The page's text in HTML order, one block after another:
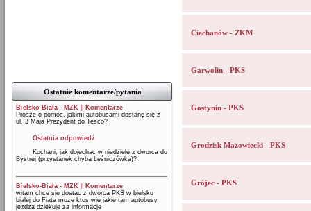
Ostatnie komentarze/pytania
Bielsko-Biała - MZK
Komentarze
Prosze o pomoc, jakimi autobusami dostanę się z
ul. 3 Maja Prezydent do Tesco?
Ostatnia odpowiedź
Kochani, jak dojechać w niedzielę z dworca do
Bystrej (przystanek chyba Leśniczówka)?
Bielsko-Biała - MZK
Komentarze
witam chce sie dostac z dworca PKS w bielsku
bialej do Fiata moze ktos wie jakie tam autobusy
jezdza dziekuje za informacje
Ciechanów - ZKM
Garwolin - PKS
Gostynin - PKS
Grodzisk Mazowiecki - PKS
Grójec - PKS